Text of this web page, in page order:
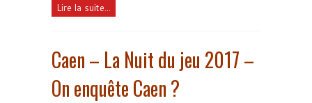
Lire la suite...
Caen – La Nuit du jeu 2017 –
On enquête Caen ?